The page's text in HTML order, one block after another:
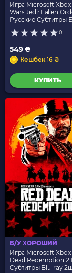
Игра Microsoft Xbox
Wars Jedi: Fallen
Русские Субтитры
0
549 ₴
Кешбек 16 ₴
КУПИТЬ
Б/У ХОРОШИЙ
Игра Microsoft Xbox
Dead Redemption 2
Субтитры Blu-ray